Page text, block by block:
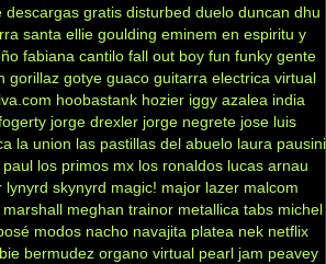
descargas gratis disturbed duelo duncan dhu
santa ellie goulding eminem en espiritu y
fabiana cantilo fall out boy fun funky gente
gorillaz gotye guaco guitarra electrica virtual
hoobastank hozier iggy azalea india
jorge drexler jorge negrete jose luis
la union las pastillas del abuelo laura pausini
paul los primos mx los ronaldos lucas arnau
lynyrd skynyrd magic! major lazer malcom
marshall meghan trainor metallica tabs michel
modos nacho navajita platea nek netflix
bermudez organo virtual pearl jam peavey